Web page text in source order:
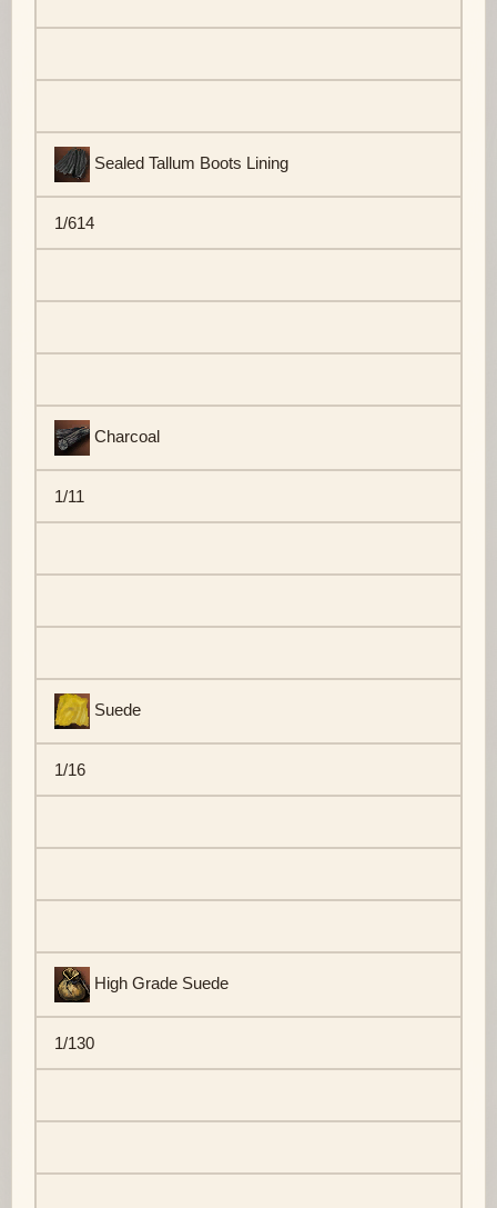
Sealed Tallum Boots Lining
1/614
Charcoal
1/11
Suede
1/16
High Grade Suede
1/130